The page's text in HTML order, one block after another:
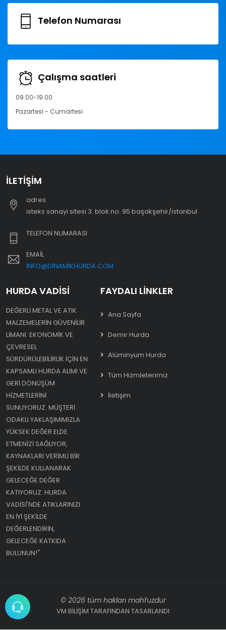
Telefon Numarası
Çalışma saatleri
09.00-19.00
Pazartesi - Cumartesi
İLETIŞIM
adres
i̇steks sanayi sitesi 3. blok no: 95 başakşehir/i̇stanbul
TELEFON NUMARASI
EMAIL
INFO@DINAMIKHURDA.COM
HURDA VADISI
DEĞERLI METAL VE ATIK
MALZEMELERIN GÜVENILIR
LIMANI. EKONOMIK VE
ÇEVRESEL
SÜRDÜRÜLEBILIRLIK IÇIN EN
KAPSAMLI HURDA ALIMI VE
GERI DÖNÜŞÜM
HIZMETLERINI
SUNUYORUZ. MÜŞTERI
ODAKLI YAKLAŞIMIMIZLA
YÜKSEK DEĞER ELDE
ETMENIZI SAĞLIYOR,
KAYNAKLARI VERIMLI BIR
ŞEKILDE KULLANARAK
GELECEĞE DEĞER
KATIYORUZ. HURDA
VADISI'NDE ATIKLARINIZI
EN IYI ŞEKILDE
DEĞERLENDIRIN,
GELECEĞE KATKIDA
BULUNUN!"
FAYDALI LINKLER
Ana Sayfa
Demir Hurda
Alüminyum Hurda
Tüm Hizmleterimiz
İletişim
© 2026 tüm hakları mahfuzdur
VM BİLİŞİM TARAFINDAN TASARLANDI